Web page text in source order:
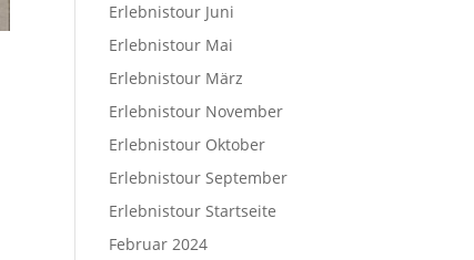
Erlebnistour Juni
Erlebnistour Mai
Erlebnistour März
Erlebnistour November
Erlebnistour Oktober
Erlebnistour September
Erlebnistour Startseite
Februar 2024